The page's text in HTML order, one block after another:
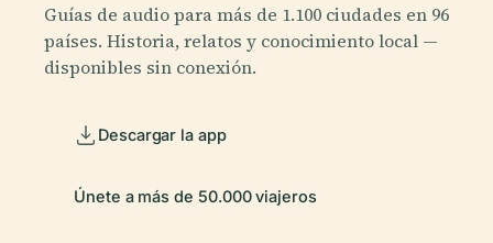
Guías de audio para más de 1.100 ciudades en 96
países. Historia, relatos y conocimiento local —
disponibles sin conexión.
Descargar la app
Únete a más de 50.000 viajeros